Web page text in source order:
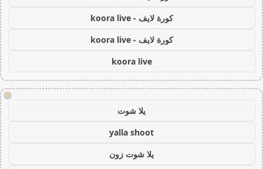
كورة لايف - koora live
كورة لايف - koora live
koora live
!
يلا شوت
yalla shoot
يلا شوت زون